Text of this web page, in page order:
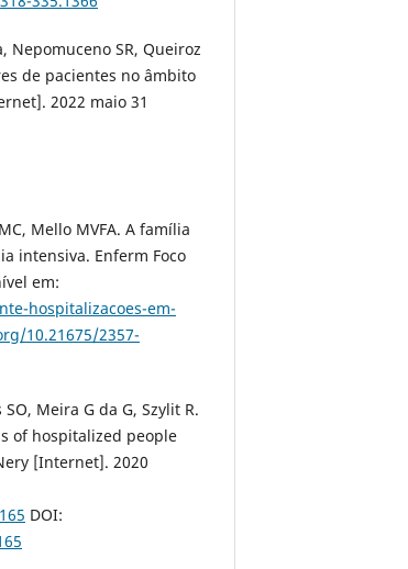
Nepomuceno SR, Queiroz
de pacientes no âmbito
2022 maio 31
Mello MVFA. A família
intensiva. Enferm Foco
em:
hospitalizacoes-em-
10.21675/2357-
Meira G da G, Szylit R.
of hospitalized people
[Internet]. 2020
DOI: